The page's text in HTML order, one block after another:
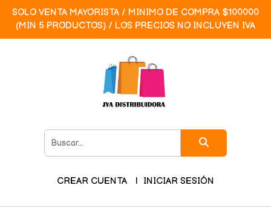
SOLO VENTA MAYORISTA / MINIMO DE COMPRA $100000
(MIN 5 PRODUCTOS) / LOS PRECIOS NO INCLUYEN IVA
CREAR CUENTA INICIAR SESIÓN